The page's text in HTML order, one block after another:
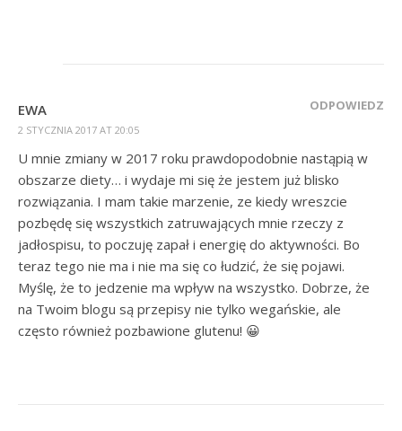
EWA
2 STYCZNIA 2017 AT 20:05
ODPOWIEDZ
U mnie zmiany w 2017 roku prawdopodobnie nastąpią w
obszarze diety… i wydaje mi się że jestem już blisko
rozwiązania. I mam takie marzenie, ze kiedy wreszcie
pozbędę się wszystkich zatruwających mnie rzeczy z
jadłospisu, to poczuję zapał i energię do aktywności. Bo
teraz tego nie ma i nie ma się co łudzić, że się pojawi.
Myślę, że to jedzenie ma wpływ na wszystko. Dobrze, że
na Twoim blogu są przepisy nie tylko wegańskie, ale
często również pozbawione glutenu! 😀